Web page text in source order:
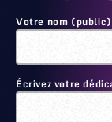
Votre nom
Écrivez votre